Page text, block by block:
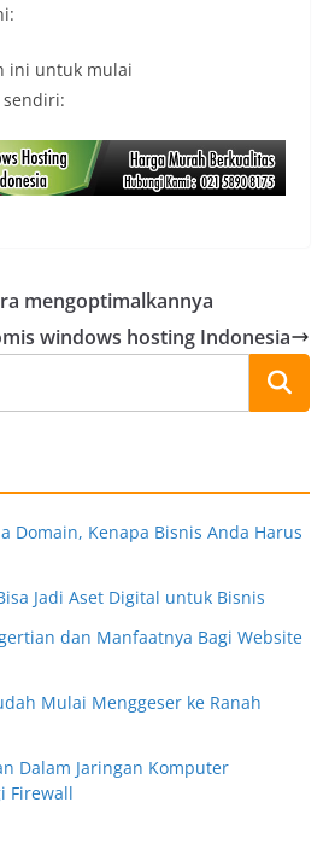
ini untuk mulai
sendiri:
mengoptimalkannya
windows hosting Indonesia
Domain, Kenapa Bisnis Anda Harus
Jadi Aset Digital untuk Bisnis
dan Manfaatnya Bagi Website
Mulai Menggeser ke Ranah
Dalam Jaringan Komputer
Firewall